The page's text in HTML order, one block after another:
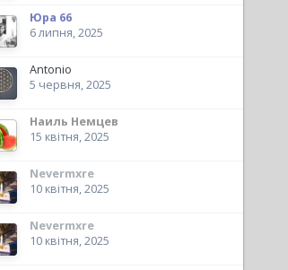
Юра 66
6 липня, 2025
Аntonio
5 червня, 2025
Наиль Немцев
15 квітня, 2025
Nevermxre
10 квітня, 2025
Nevermxre
10 квітня, 2025